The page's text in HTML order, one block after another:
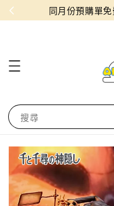
！ 同月份預購單
搜尋